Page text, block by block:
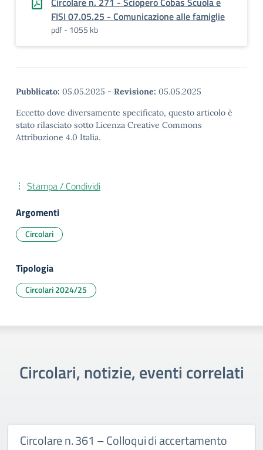
FISI 07.05.25 - Comunicazione alle famiglie
pdf - 1055 kb
Pubblicato: 05.05.2025 - Revisione: 05.05.2025
Eccetto dove diversamente specificato, questo articolo è
stato rilasciato sotto Licenza Creative Commons
Attribuzione 4.0 Italia.
Stampa / Condividi
Argomenti
Circolari
Tipologia
Circolari 2024/25
Circolari, notizie, eventi correlati
– Colloqui di accertamento Circolare n.